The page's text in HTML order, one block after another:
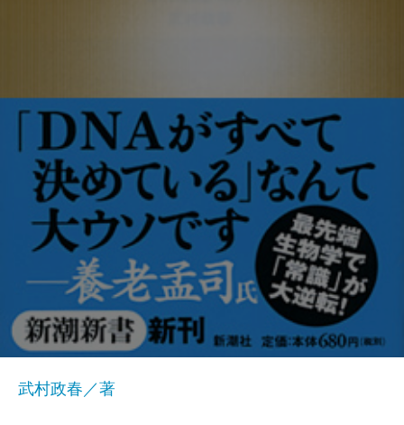
武村政春／著